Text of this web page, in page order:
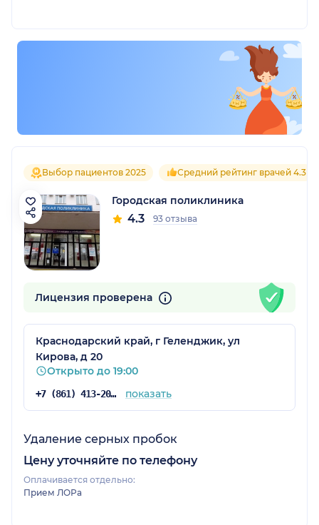
Выбор пациентов 2025 Средний рейтинг врачей 4.3
Городская поликлиника
4.3 93 отзыва
Лицензия проверена
Краснодарский край, г Геленджик, ул
Кирова, д 20
Открыто до 19:00
+7 (861) 413-20-70 показать
Удаление серных пробок
Цену уточняйте по телефону
Оплачивается отдельно:
Прием ЛОРа